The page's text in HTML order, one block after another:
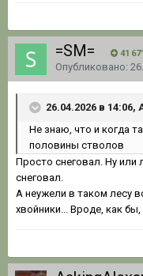
=SM= 41 671
Опубликовано:
26.04.2026 в
Не знаю, что и когда
половины стволов
Просто снеговал. Ну или
снеговал.
А неужели в таком лесу
хвойники... Вроде, как